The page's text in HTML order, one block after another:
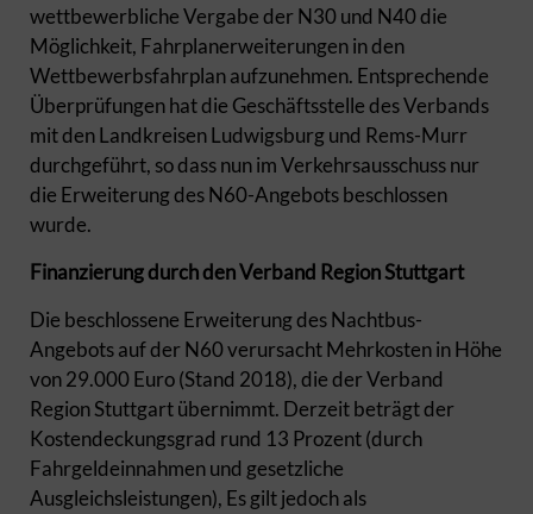
wettbewerbliche Vergabe der N30 und N40 die
Möglichkeit, Fahrplanerweiterungen in den
Wettbewerbsfahrplan aufzunehmen. Entsprechende
Überprüfungen hat die Geschäftsstelle des Verbands
mit den Landkreisen Ludwigsburg und Rems-Murr
durchgeführt, so dass nun im Verkehrsausschuss nur
die Erweiterung des N60-Angebots beschlossen
wurde.
Finanzierung durch den Verband Region Stuttgart
Die beschlossene Erweiterung des Nachtbus-
Angebots auf der N60 verursacht Mehrkosten in Höhe
von 29.000 Euro (Stand 2018), die der Verband
Region Stuttgart übernimmt. Derzeit beträgt der
Kostendeckungsgrad rund 13 Prozent (durch
Fahrgeldeinnahmen und gesetzliche
Ausgleichsleistungen), Es gilt jedoch als